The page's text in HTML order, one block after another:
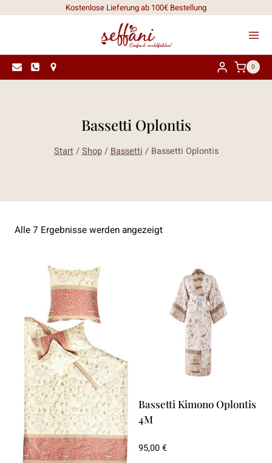
Kostenlose Lieferung ab 100€ Bestellung
0
Bassetti Oplontis
Start /Shop /Bassetti / Bassetti Oplontis
Alle 7 Ergebnisse werden angezeigtNach
Bassetti Kimono Oplontis
4M
95,00€